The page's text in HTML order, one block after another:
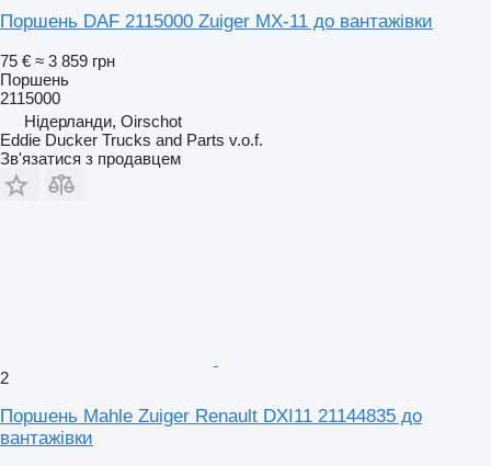
Поршень DAF 2115000 Zuiger MX-11 до вантажівки
75 € ≈ 3 859 грн
Поршень
2115000
Нідерланди, Oirschot
Eddie Ducker Trucks and Parts v.o.f.
Зв'язатися з продавцем
2
Поршень Mahle Zuiger Renault DXI11 21144835 до
вантажівки